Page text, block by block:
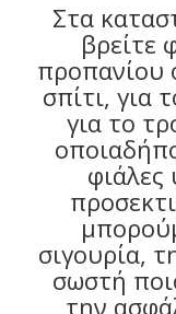
Στα
βρείτε
προπανίου
σπίτι, για
για το
φιάλες
σιγουρία,
σωστή
την